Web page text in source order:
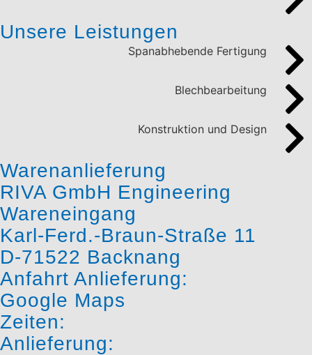
Unsere Leistungen
Spanabhebende Fertigung
Blechbearbeitung
Konstruktion und Design
Warenanlieferung
RIVA GmbH Engineering
Wareneingang
Karl-Ferd.-Braun-Straße 11
D-71522 Backnang
Anfahrt Anlieferung:
Google Maps
Zeiten:
Anlieferung: